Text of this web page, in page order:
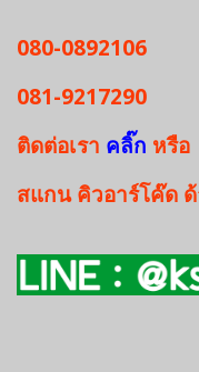
080-0892106
081-9217290
ติดต่อเรา คลิ๊ก หรือ
สแกนคิวอาร์โค๊ด